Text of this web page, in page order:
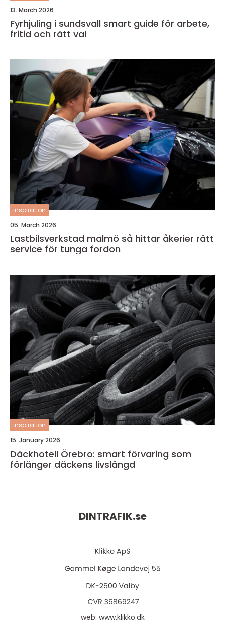
13. March 2026
Fyrhjuling i sundsvall smart guide för arbete,
fritid och rätt val
inspiration
05. March 2026
Lastbilsverkstad malmö så hittar åkerier rätt
service för tunga fordon
inspiration
15. January 2026
Däckhotell Örebro: smart förvaring som
förlänger däckens livslängd
DINTRAFIK.se
web: www.klikko.dk